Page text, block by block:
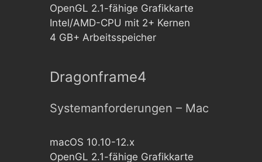
OpenGL 2.1-fähige Grafikkarte
Intel/AMD-CPU mit 2+ Kernen
4 GB+ Arbeitsspeicher
Dragonframe4
Systemanforderungen – Mac
macOS 10.10-12.x
OpenGL 2.1-fähige Grafikkarte